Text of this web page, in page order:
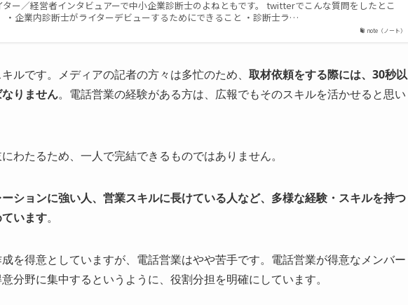
note（ノート）
ター／経営者インタビュアーで中小企業診断士のよねともです。 twitterでこんな質問をしたとこ
・企業内診断士がライターデビューするためにできること ・診断士ラ…
ルです。メディアの記者の方々は多忙のため、 取材依頼をする際には、30秒以
りません。電話営業の経験がある方は、広報でもそのスキルを活かせると思い
わたるため、一人で完結できるものではありません。
ションに強い人、営業スキルに長けている人など、多様な経験・スキルを持つ
います。
を得意としていますが、電話営業はやや苦手です。電話営業が得意なメンバー
分野に集中するというように、役割分担を明確にしています。